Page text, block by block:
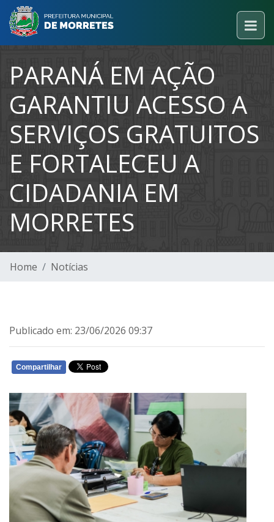
PARANÁ EM AÇÃO
GARANTIU ACESSO A
SERVIÇOS GRATUITOS
E FORTALECEU A
CIDADANIA EM
MORRETES
Home Notícias
Publicado em: 23/06/2026 09:37
Compartilhar